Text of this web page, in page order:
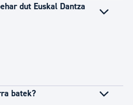
dut Euskal Dantza
batek?